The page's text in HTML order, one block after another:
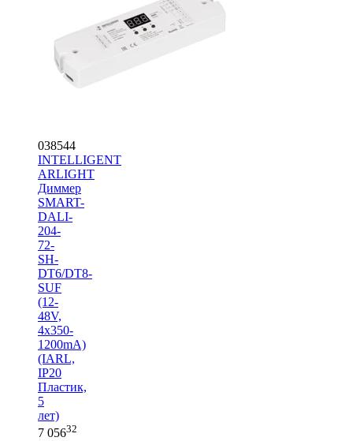
038544
INTELLIGENT
ARLIGHT
Диммер
SMART-
DALI-
204-
72-
SH-
DT6/DT8-
SUF
(12-
48V,
4x350-
1200mA)
(IARL,
IP20
Пластик,
5
лет)
7 05632